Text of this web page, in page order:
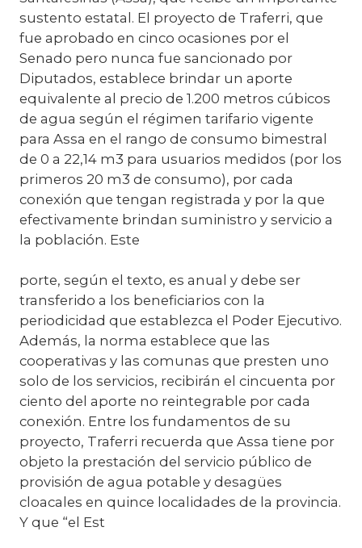
sustento estatal. El proyecto de Traferri, que
fue aprobado en cinco ocasiones por el
Senado pero nunca fue sancionado por
Diputados, establece brindar un aporte
equivalente al precio de 1.200 metros cúbicos
de agua según el régimen tarifario vigente
para Assa en el rango de consumo bimestral
de 0 a 22,14 m3 para usuarios medidos (por los
primeros 20 m3 de consumo), por cada
conexión que tengan registrada y por la que
efectivamente brindan suministro y servicio a
la población. Este
porte, según el texto, es anual y debe ser
transferido a los beneficiarios con la
periodicidad que establezca el Poder Ejecutivo.
Además, la norma establece que las
cooperativas y las comunas que presten uno
solo de los servicios, recibirán el cincuenta por
ciento del aporte no reintegrable por cada
conexión. Entre los fundamentos de su
proyecto, Traferri recuerda que Assa tiene por
objeto la prestación del servicio público de
provisión de agua potable y desagües
cloacales en quince localidades de la provincia.
Y que “el Est